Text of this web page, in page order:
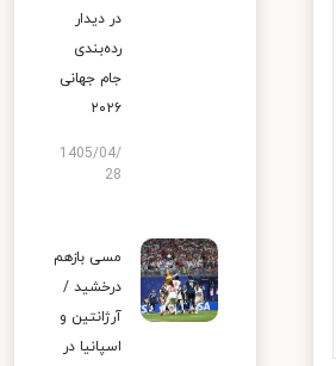
در دیدار
رده‌بندی
جام جهانی
۲۰۲۶
1405/04/
28
مسی بازهم
درخشید /
آرژانتین و
اسپانیا در